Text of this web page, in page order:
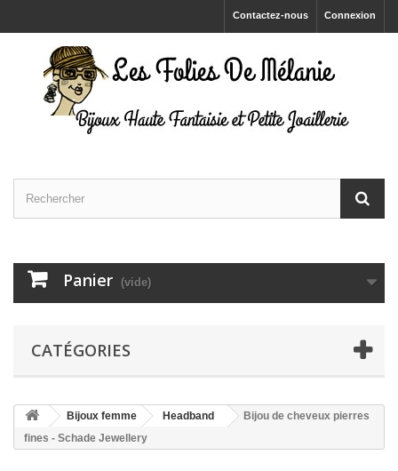
Connexion
Contactez-nous
Panier (vide)
CATÉGORIES
Bijoux femme Headband
Bijou de cheveux pierres
fines - Schade Jewellery